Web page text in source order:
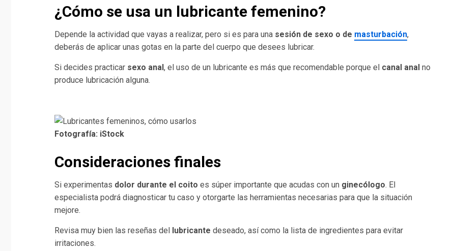
¿Cómo se usa un lubricante femenino?
Depende la actividad que vayas a realizar, pero si es para una sesión de sexo o de masturbación,
deberás de aplicar unas gotas en la parte del cuerpo que desees lubricar.
Si decides practicar sexo anal, el uso de un lubricante es más que recomendable porque el canal anal no
produce lubricación alguna.
Fotografía: iStock
Consideraciones finales
Si experimentas dolor durante el coito es súper importante que acudas con un ginecólogo. El
especialista podrá diagnosticar tu caso y otorgarte las herramientas necesarias para que la situación
mejore.
Revisa muy bien las reseñas del lubricante deseado, así como la lista de ingredientes para evitar
irritaciones.